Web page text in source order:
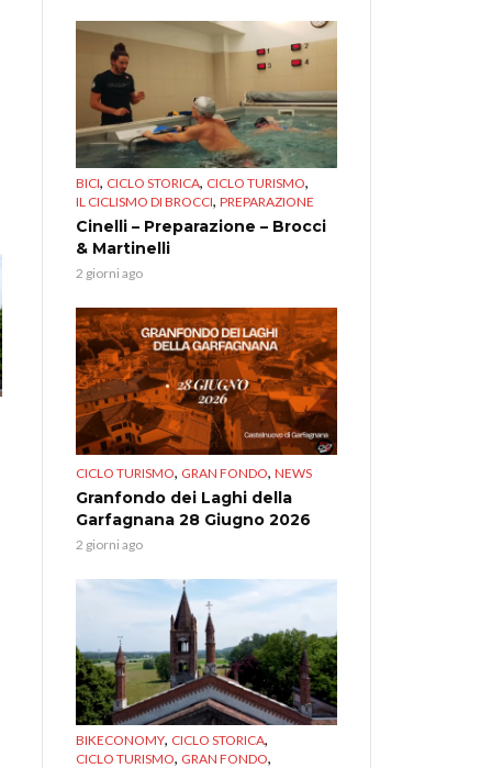
BICI, CICLO STORICA, CICLO TURISMO,
IL CICLISMO DI BROCCI, PREPARAZIONE
Cinelli – Preparazione – Brocci
& Martinelli
2 giorni ago
CICLO TURISMO, GRAN FONDO, NEWS
Granfondo dei Laghi della
Garfagnana 28 Giugno 2026
2 giorni ago
BIKECONOMY, CICLO STORICA,
CICLO TURISMO, GRAN FONDO,